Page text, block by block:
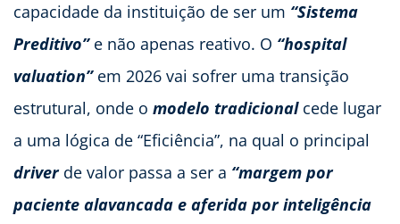
capacidade da instituição de ser um “Sistema
Preditivo”e não apenas reativo. O “hospital
valuation”em 2026 vai sofrer uma transição
estrutural, onde o modelo tradicionalcede lugar
a uma lógica de “Eficiência”, na qual o principal
driverde valor passa a ser a “margem por
paciente alavancada e aferida por inteligência